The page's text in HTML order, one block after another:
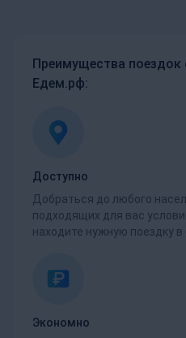
Преимущества поездок
Едем.рф:
Доступно
Добраться до любого
подходящих для вас
находите нужную поездку в
Экономно